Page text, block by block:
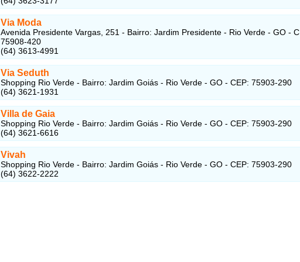
Via Moda
Avenida Presidente Vargas, 251 - Bairro: Jardim Presidente - Rio Verde - GO -
75908-420
(64) 3613-4991
Via Seduth
Shopping Rio Verde - Bairro: Jardim Goiás - Rio Verde - GO - CEP: 75903-290
(64) 3621-1931
Villa de Gaia
Shopping Rio Verde - Bairro: Jardim Goiás - Rio Verde - GO - CEP: 75903-290
(64) 3621-6616
Vivah
Shopping Rio Verde - Bairro: Jardim Goiás - Rio Verde - GO - CEP: 75903-290
(64) 3622-2222